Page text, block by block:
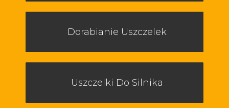
Dorabianie Uszczelek
Uszczelki Do Silnika